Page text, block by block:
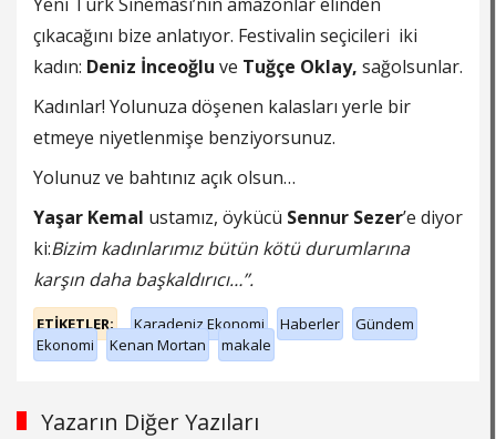
çıkacağını bize anlatıyor. Festivalin seçicileri iki
kadın: Deniz İnceoğlu ve Tuğçe Oklay, sağolsunlar.
Kadınlar! Yolunuza döşenen kalasları yerle bir
etmeye niyetlenmişe benziyorsunuz.
Yolunuz ve bahtınız açık olsun…
Yaşar Kemal ustamız, öykücü Sennur Sezer’e diyor
ki:Bizim kadınlarımız bütün kötü durumlarına
karşın daha başkaldırıcı…’’.
ETİKETLER; Karadeniz Ekonomi Haberler
Gündem
Ekonomi
Kenan Mortan makale
Yazarın Diğer Yazıları